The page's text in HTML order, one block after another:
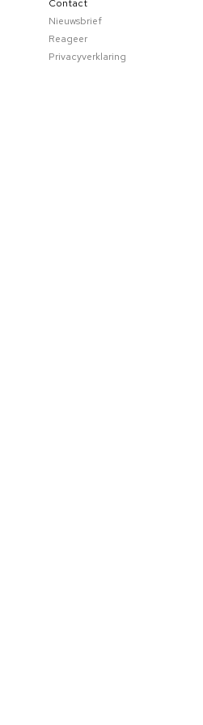
Contact
Nieuwsbrief
Reageer
Privacyverklaring